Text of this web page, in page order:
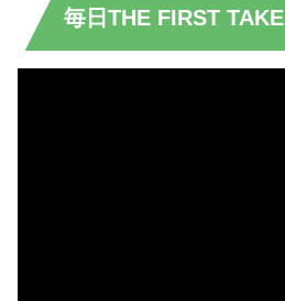
毎日THE FIRST TAKE